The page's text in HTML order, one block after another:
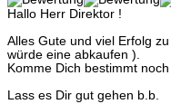
Hallo Herr Direktor !
Alles Gute und viel Erfolg
würde eine abkaufen ).
Komme Dich bestimmt
Lass es Dir gut gehen b.b.